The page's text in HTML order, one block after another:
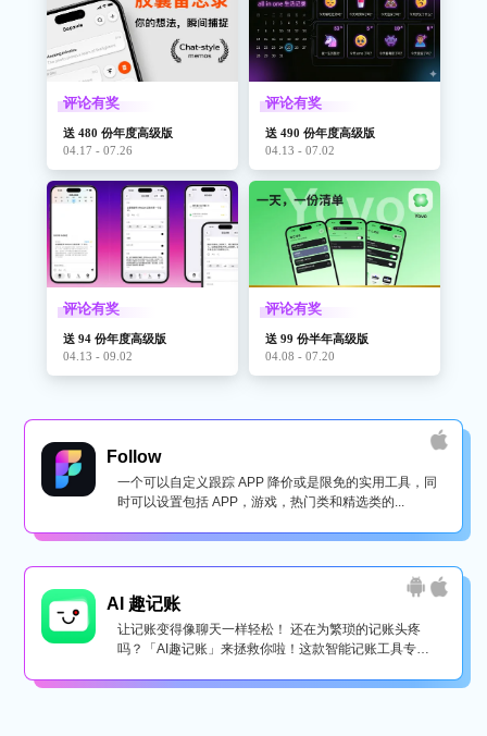
评论有奖
送 480 份年度高级版
04.17 - 07.26
评论有奖
送 490 份年度高级版
04.13 - 07.02
评论有奖
送 94 份年度高级版
04.13 - 09.02
评论有奖
送 99 份半年高级版
04.08 - 07.20
Follow
一个可以自定义跟踪 APP 降价或是限免的实用工具，同
时可以设置包括 APP，游戏，热门类和精选类的...
AI 趣记账
让记账变得像聊天一样轻松！ 还在为繁琐的记账头疼
吗？「AI趣记账」来拯救你啦！这款智能记账工具专为